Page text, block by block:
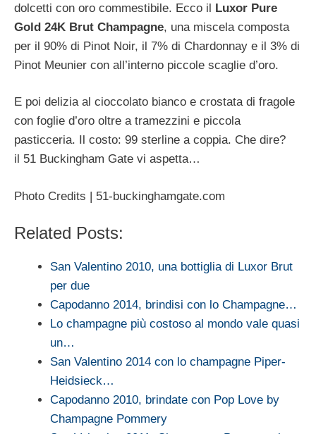
dolcetti con oro commestibile. Ecco il Luxor Pure
Gold 24K Brut Champagne, una miscela composta
per il 90% di Pinot Noir, il 7% di Chardonnay e il 3% di
Pinot Meunier con all’interno piccole scaglie d’oro.
E poi delizia al cioccolato bianco e crostata di fragole
con foglie d’oro oltre a tramezzini e piccola
pasticceria. Il costo: 99 sterline a coppia. Che dire?
il 51 Buckingham Gate vi aspetta…
Photo Credits | 51-buckinghamgate.com
Related Posts:
San Valentino 2010, una bottiglia di Luxor Brut
per due
Capodanno 2014, brindisi con lo Champagne…
Lo champagne più costoso al mondo vale quasi
un…
San Valentino 2014 con lo champagne Piper-
Heidsieck…
Capodanno 2010, brindate con Pop Love by
Champagne Pommery